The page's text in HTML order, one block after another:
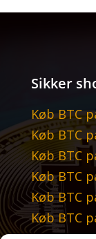
Sikker
Køb BTC
Køb BTC
Køb BTC
Køb BTC
Køb BTC
Køb BTC